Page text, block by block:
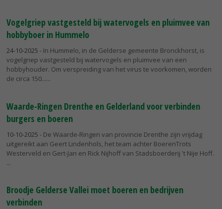
Vogelgriep vastgesteld bij watervogels en pluimvee van
hobbyboer in Hummelo
24-10-2025 - In Hummelo, in de Gelderse gemeente Bronckhorst, is
vogelgriep vastgesteld bij watervogels en pluimvee van een
hobbyhouder. Om verspreiding van het virus te voorkomen, worden
de circa 150...
Waarde-Ringen Drenthe en Gelderland voor verbinden
burgers en boeren
10-10-2025 - De Waarde-Ringen van provincie Drenthe zijn vrijdag
uitgereikt aan Geert Lindenhols, het team achter BoerenTrots
Westerveld en Gert-Jan en Rick Nijhoff van Stadsboerderij 't Nije Hoff.
Broodje Gelderse Vallei moet boeren en bedrijven
verbinden